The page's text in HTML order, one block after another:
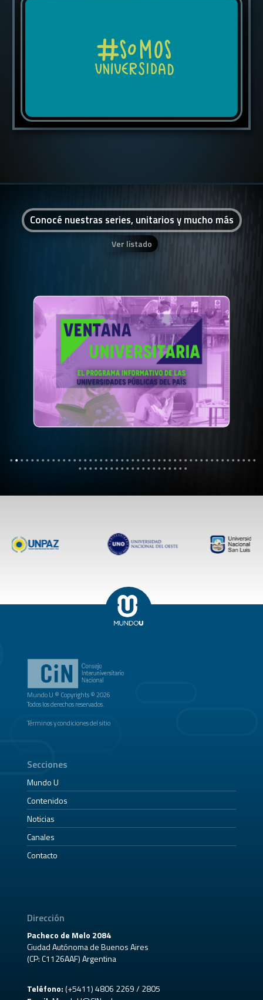
Conocé nuestras series, unitarios y mucho más
Ver listado
Mundo U ® Copyrights © 2026
Todos los derechos reservados.
Términos y condiciones del sitio
Secciones
Mundo U
Contenidos
Noticias
Canales
Contacto
Dirección
Pacheco de Melo 2084
Ciudad Autónoma de Buenos Aires
(CP: C1126AAF) Argentina
Teléfono:(+5411) 4806 2269 / 2805